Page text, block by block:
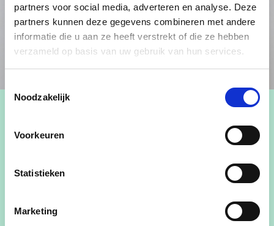
partners voor social media, adverteren en analyse. Deze
partners kunnen deze gegevens combineren met andere
informatie die u aan ze heeft verstrekt of die ze hebben
verzameld op basis van uw gebruik van hun services.
Noodzakelijk
Voorkeuren
Statistieken
Marketing
Email:sofie.oliverio@gemeentepelt.be